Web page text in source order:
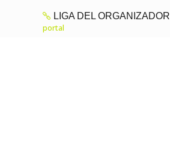
LIGA DEL ORGANIZADOR
portal